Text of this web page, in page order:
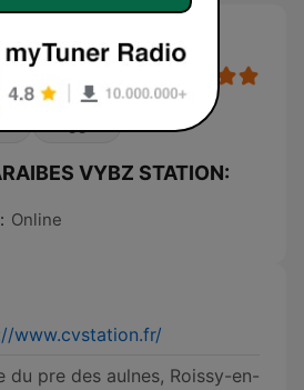
STATION
VYBZ STATION:
Online
www.cvstation.fr/
du pre des aulnes, Roissy-en-